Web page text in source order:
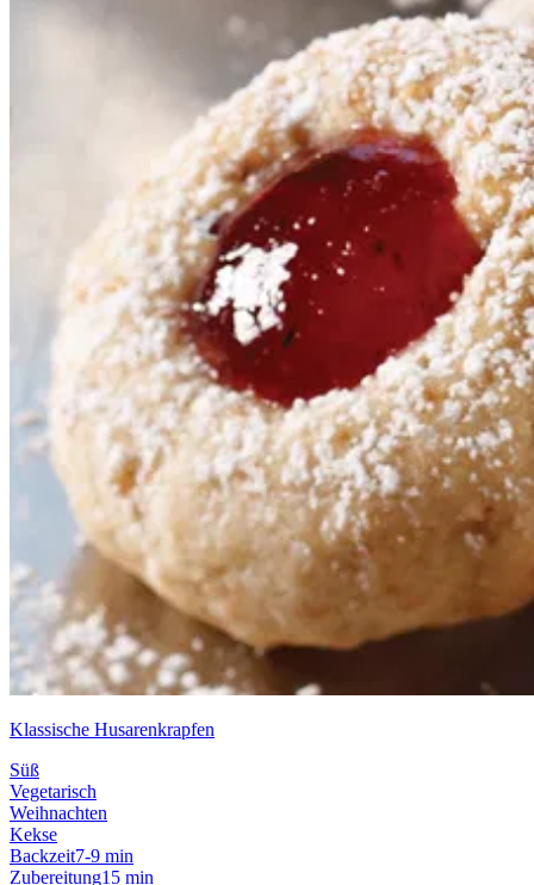
Klassische Husarenkrapfen
Süß
Vegetarisch
Weihnachten
Kekse
Backzeit7-9 min
Zubereitung15 min